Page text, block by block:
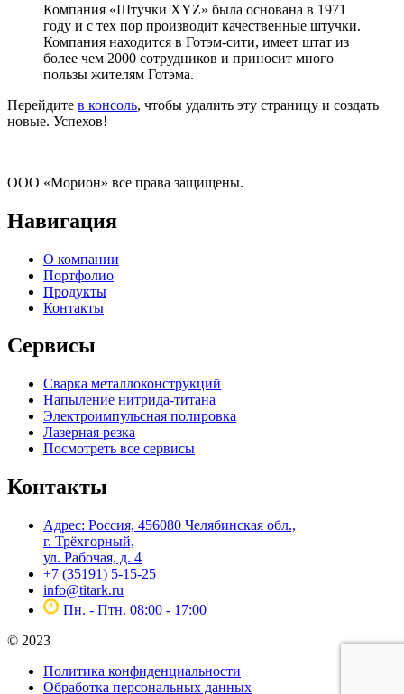
Компания «Штучки XYZ» была основана в 1971
году и с тех пор производит качественные штучки.
Компания находится в Готэм-сити, имеет штат из
более чем 2000 сотрудников и приносит много
пользы жителям Готэма.
Перейдите в консоль, чтобы удалить эту страницу и создать
новые. Успехов!
ООО «Морион» все права защищены.
Навигация
О компании
Портфолио
Продукты
Контакты
Сервисы
Сварка металлоконструкций
Напыление нитрида-титана
Электроимпульсная полировка
Лазерная резка
Посмотреть все сервисы
Контакты
Адрес: Россия, 456080 Челябинская обл.,
г. Трёхгорный,
ул. Рабочая, д. 4
+7 (35191) 5-15-25
info@titark.ru
Пн. - Птн. 08:00 - 17:00
© 2023
Политика конфиденциальности
Обработка персональных данных